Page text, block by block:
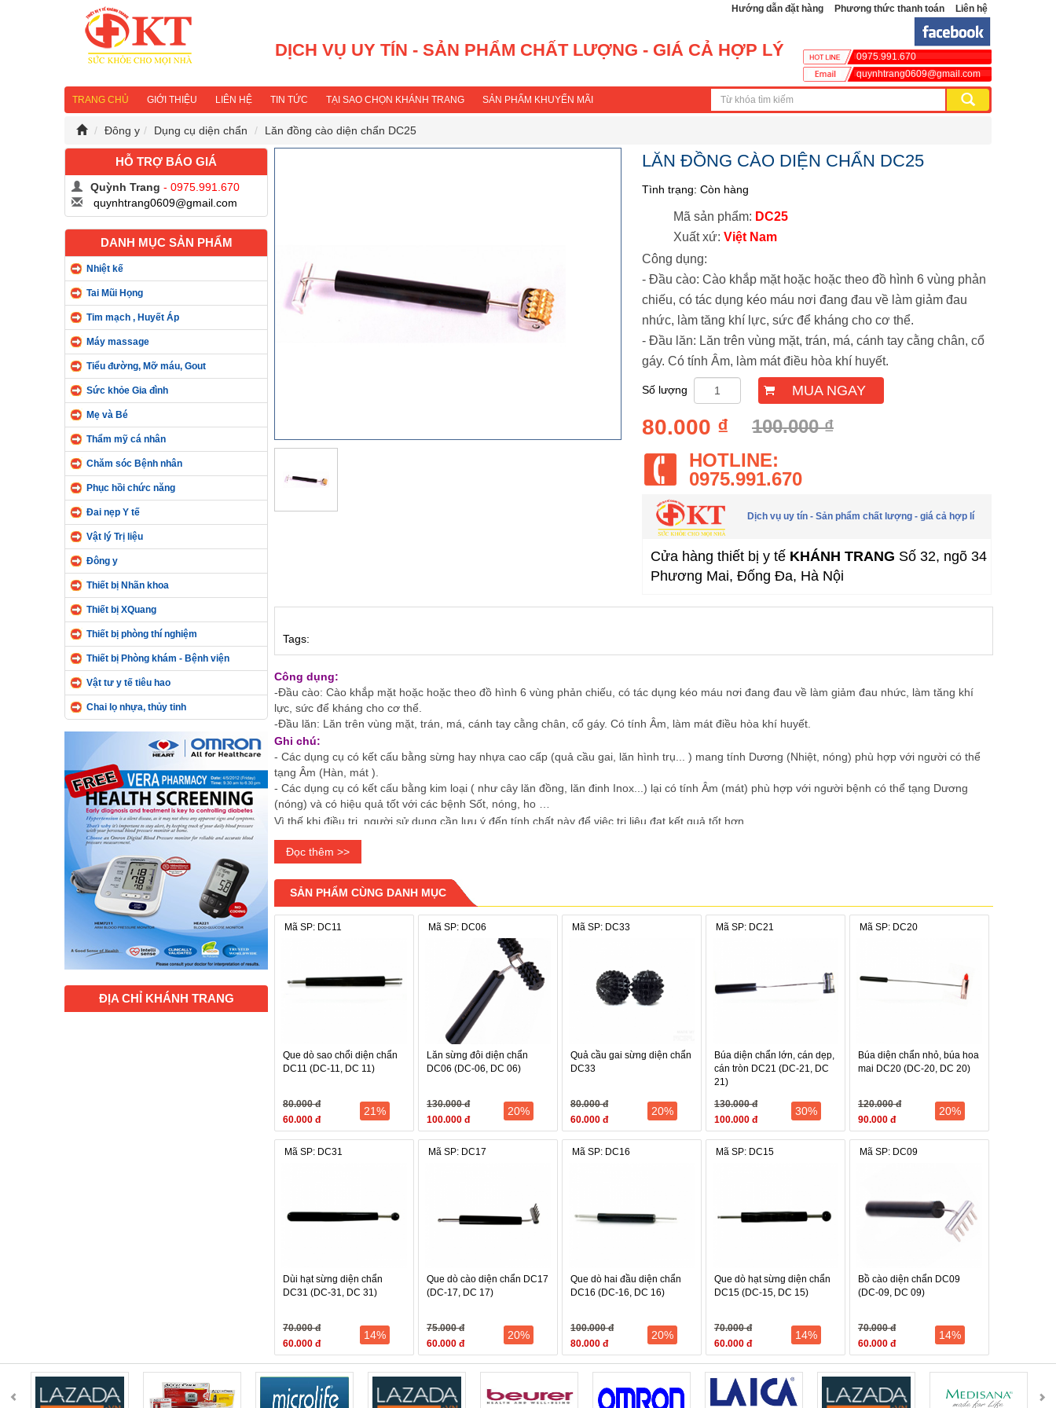
Hướng dẫn đặt hàng Phương thức thanh toán Liên hệ
DỊCH VỤ UY TÍN - SẢN PHẨM CHẤT LƯỢNG - GIÁ CẢ HỢP LÝ
0975.991.670
quynhtrang0609@gmail.com
TRANG CHỦ GIỚI THIỆU LIÊN HỆ TIN TỨC TẠI SAO CHỌN KHÁNH TRANG SẢN PHẨM KHUYẾN MÃI
Đông y Dụng cụ diện chẩn Lăn đồng cào diện chẩn DC25
HỖ TRỢ BÁO GIÁ
Quỳnh Trang - 0975.991.670
quynhtrang0609@gmail.com
DANH MỤC SẢN PHẨM
Nhiệt kế
Tai Mũi Họng
Tim mạch , Huyết Áp
Máy massage
Tiểu đường, Mỡ máu, Gout
Sức khỏe Gia đình
Mẹ và Bé
Thẩm mỹ cá nhân
Chăm sóc Bệnh nhân
Phục hồi chức năng
Đai nẹp Y tế
Vật lý Trị liệu
Đông y
Thiết bị Nhãn khoa
Thiết bị XQuang
Thiết bị phòng thí nghiệm
Thiết bị Phòng khám - Bệnh viện
Vật tư y tế tiêu hao
Chai lọ nhựa, thủy tinh
ĐỊA CHỈ KHÁNH TRANG
LĂN ĐỒNG CÀO DIỆN CHẨN DC25
Tình trạng: Còn hàng
Mã sản phẩm: DC25
Xuất xứ: Việt Nam
Công dụng:
- Đầu cào: Cào khắp mặt hoặc hoặc theo đồ hình 6 vùng phản
chiếu, có tác dụng kéo máu nơi đang đau về làm giảm đau
nhức, làm tăng khí lực, sức để kháng cho cơ thể.
- Đầu lăn: Lăn trên vùng mặt, trán, má, cánh tay cằng chân, cổ
gáy. Có tính Âm, làm mát điều hòa khí huyết.
Số lượng MUA NGAY
80.000 ₫
100.000 ₫
HOTLINE:
0975.991.670
Dịch vụ uy tín - Sản phẩm chất lượng - giá cả hợp lí
Cửa hàng thiết bị y tế KHÁNH TRANG Số 32, ngõ 34
Phương Mai, Đống Đa, Hà Nội
Tags:
Công dụng:
-Đầu cào: Cào khắp mặt hoặc hoặc theo đồ hình 6 vùng phản chiếu, có tác dụng kéo máu nơi đang đau về làm giảm đau nhức, làm tăng khí
lực, sức để kháng cho cơ thể.
-Đầu lăn: Lăn trên vùng mặt, trán, má, cánh tay cằng chân, cổ gáy. Có tính Âm, làm mát điều hòa khí huyết.
Ghi chú:
- Các dụng cụ có kết cấu bằng sừng hay nhựa cao cấp (quả cầu gai, lăn hình trụ... ) mang tính Dương (Nhiệt, nóng) phù hợp với người có thể
tạng Âm (Hàn, mát ).
- Các dụng cụ có kết cấu bằng kim loại ( như cây lăn đồng, lăn đinh Inox...) lại có tính Âm (mát) phù hợp với người bệnh có thể tạng Dương
(nóng) và có hiệu quả tốt với các bệnh Sốt, nóng, ho …
Vì thế khi điều trị, người sử dụng cần lưu ý đến tính chất này để việc trị liệu đạt kết quả tốt hơn.
Các thông số của sản phẩm
- Cán: Nhựa cao cấp
- Đầu cào: inox
Đọc thêm >>
SẢN PHẨM CÙNG DANH MỤC
Mã SP: DC11
Que dò sao chổi diện chẩn
DC11 (DC-11, DC 11)
80.000 đ
60.000 đ
21%
Mã SP: DC06
Lăn sừng đôi diện chẩn
DC06 (DC-06, DC 06)
130.000 đ
100.000 đ
20%
Mã SP: DC33
Quả cầu gai sừng diện chẩn
DC33
80.000 đ
60.000 đ
20%
Mã SP: DC21
Búa diện chẩn lớn, cán dẹp,
cán tròn DC21 (DC-21, DC
21)
130.000 đ
100.000 đ
30%
Mã SP: DC20
Búa diện chẩn nhỏ, búa hoa
mai DC20 (DC-20, DC 20)
120.000 đ
90.000 đ
20%
Mã SP: DC31
Dùi hạt sừng diện chẩn
DC31 (DC-31, DC 31)
70.000 đ
60.000 đ
14%
Mã SP: DC17
Que dò cào diện chẩn DC17
(DC-17, DC 17)
75.000 đ
60.000 đ
20%
Mã SP: DC16
Que dò hai đầu diện chẩn
DC16 (DC-16, DC 16)
100.000 đ
80.000 đ
20%
Mã SP: DC15
Que dò hạt sừng diện chẩn
DC15 (DC-15, DC 15)
70.000 đ
60.000 đ
14%
Mã SP: DC09
Bồ cào diện chẩn DC09
(DC-09, DC 09)
70.000 đ
60.000 đ
14%